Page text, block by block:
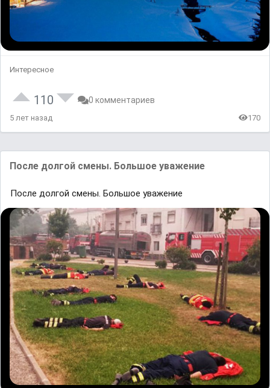
Интересное
110 0 комментариев
5 лет назад 170
После долгой смены. Большое уважение
После долгой смены. Большое уважение